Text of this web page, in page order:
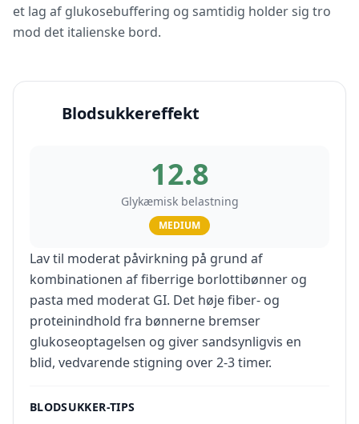
et lag af glukosebuffering og samtidig holder sig tro
mod det italienske bord.
Blodsukkereffekt
12.8
Glykæmisk belastning
MEDIUM
Lav til moderat påvirkning på grund af
kombinationen af fiberrige borlottibønner og
pasta med moderat GI. Det høje fiber- og
proteinindhold fra bønnerne bremser
glukoseoptagelsen og giver sandsynligvis en
blid, vedvarende stigning over 2-3 timer.
BLODSUKKER-TIPS